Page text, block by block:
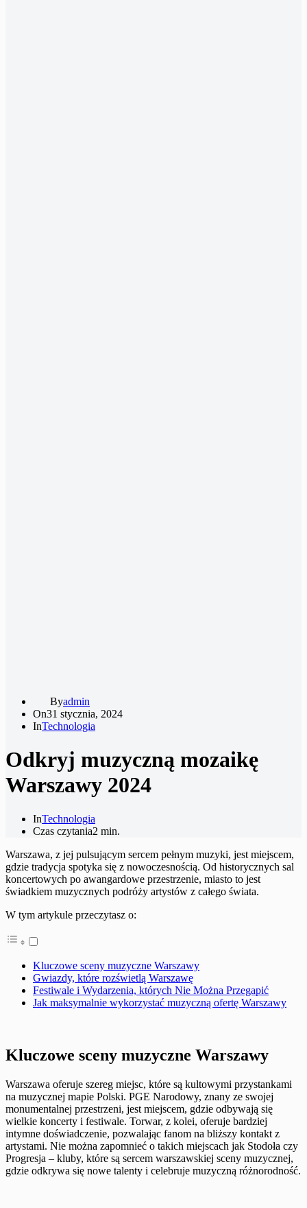
Byadmin
On31 stycznia, 2024
InTechnologia
Odkryj muzyczną mozaikę
Warszawy 2024
InTechnologia
Czas czytania2 min.
Warszawa, z jej pulsującym sercem pełnym muzyki, jest miejscem,
gdzie tradycja spotyka się z nowoczesnością. Od historycznych sal
koncertowych po awangardowe przestrzenie, miasto to jest
świadkiem muzycznych podróży artystów z całego świata.
W tym artykule przeczytasz o:
Kluczowe sceny muzyczne Warszawy
Gwiazdy, które rozświetlą Warszawę
Festiwale i Wydarzenia, których Nie Można Przegapić
Jak maksymalnie wykorzystać muzyczną ofertę Warszawy
Kluczowe sceny muzyczne Warszawy
Warszawa oferuje szereg miejsc, które są kultowymi przystankami
na muzycznej mapie Polski. PGE Narodowy, znany ze swojej
monumentalnej przestrzeni, jest miejscem, gdzie odbywają się
wielkie koncerty i festiwale. Torwar, z kolei, oferuje bardziej
intymne doświadczenie, pozwalając fanom na bliższy kontakt z
artystami. Nie można zapomnieć o takich miejscach jak Stodoła czy
Progresja – kluby, które są sercem warszawskiej sceny muzycznej,
gdzie odkrywa się nowe talenty i celebruje muzyczną różnorodność.